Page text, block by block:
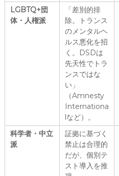
LGBTQ+団
体・人権派
「差別的排
除。トランス
のメンタルヘ
ルス悪化を招
く。DSDは
先天性でトラ
ンスではな
い」
（Amnesty
Internationa
lなど）。
科学者・中立
派
証拠に基づく
禁止は合理的
だが、個別テ
スト導入を推